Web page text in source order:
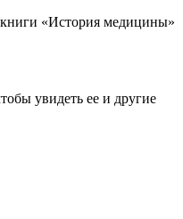
«История медицины»
увидеть ее и другие